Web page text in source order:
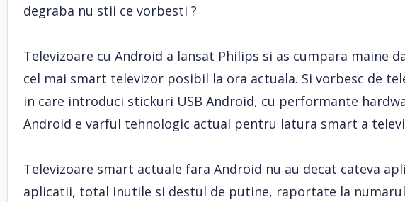
degraba nu stii ce vorbesti ?
Televizoare cu Android a lansat Philips si as cumpara maine
cel mai smart televizor posibil la ora actuala. Si vorbesc de
in care introduci stickuri USB Android, cu performante
Android e varful tehnologic actual pentru latura smart a
Televizoare smart actuale fara Android nu au decat cateva
aplicatii, total inutile si destul de putine, raportate la